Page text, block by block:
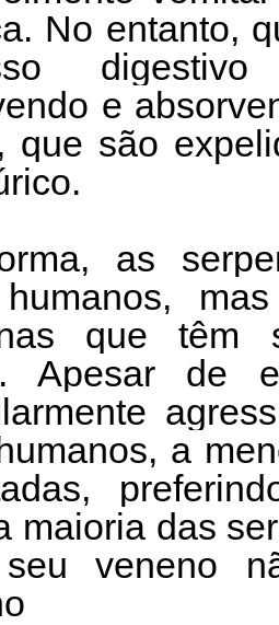
No entanto,
e
que são
as
que têm
Apesar de
a
maioria das
veneno